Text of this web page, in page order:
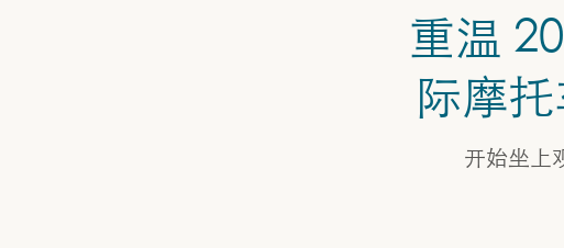
重温
际摩
开始坐上